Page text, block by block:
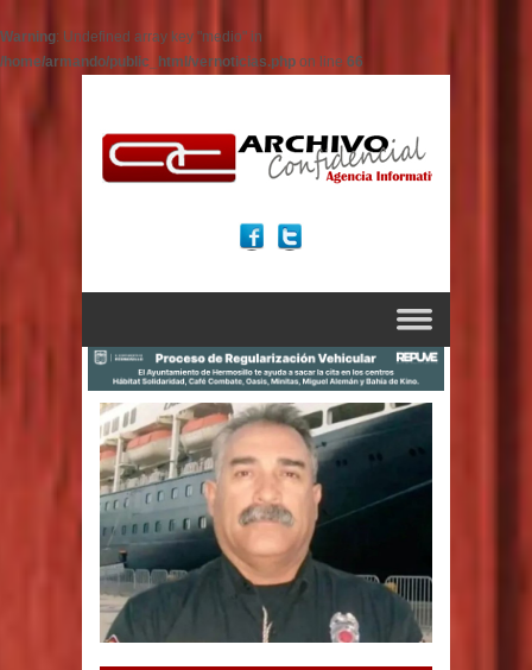
Warning: Undefined array key "medio" in
/home/armando/public_html/vernoticias.php on line 66